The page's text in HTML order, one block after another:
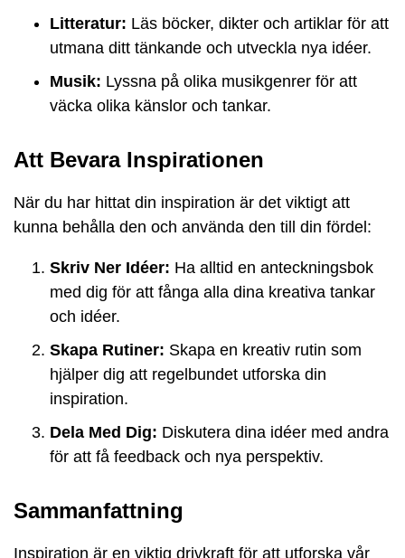
Litteratur: Läs böcker, dikter och artiklar för att
utmana ditt tänkande och utveckla nya idéer.
Musik: Lyssna på olika musikgenrer för att
väcka olika känslor och tankar.
Att Bevara Inspirationen
När du har hittat din inspiration är det viktigt att
kunna behålla den och använda den till din fördel:
Skriv Ner Idéer: Ha alltid en anteckningsbok
med dig för att fånga alla dina kreativa tankar
och idéer.
Skapa Rutiner: Skapa en kreativ rutin som
hjälper dig att regelbundet utforska din
inspiration.
Dela Med Dig: Diskutera dina idéer med andra
för att få feedback och nya perspektiv.
Sammanfattning
Inspiration är en viktig drivkraft för att utforska vår